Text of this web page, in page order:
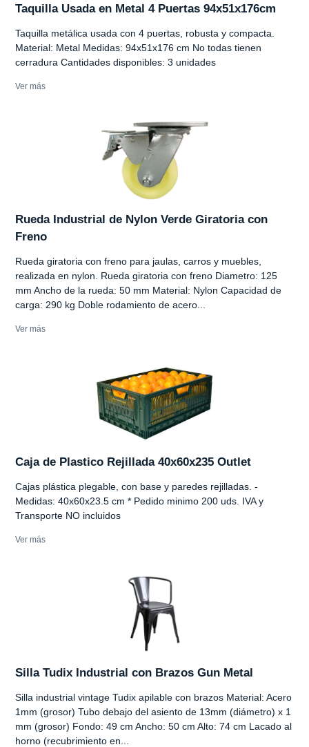
Taquilla Usada en Metal 4 Puertas 94x51x176cm
Taquilla metálica usada con 4 puertas, robusta y compacta.
Material: Metal Medidas: 94x51x176 cm No todas tienen
cerradura Cantidades disponibles: 3 unidades
Ver más
Rueda Industrial de Nylon Verde Giratoria con
Freno
Rueda giratoria con freno para jaulas, carros y muebles,
realizada en nylon. Rueda giratoria con freno Diametro: 125
mm Ancho de la rueda: 50 mm Material: Nylon Capacidad de
carga: 290 kg Doble rodamiento de acero...
Ver más
Caja de Plastico Rejillada 40x60x235 Outlet
Cajas plástica plegable, con base y paredes rejilladas. -
Medidas: 40x60x23.5 cm * Pedido minimo 200 uds. IVA y
Transporte NO incluidos
Ver más
Silla Tudix Industrial con Brazos Gun Metal
Silla industrial vintage Tudix apilable con brazos Material: Acero
1mm (grosor) Tubo debajo del asiento de 13mm (diámetro) x 1
mm (grosor) Fondo: 49 cm Ancho: 50 cm Alto: 74 cm Lacado al
horno (recubrimiento en...